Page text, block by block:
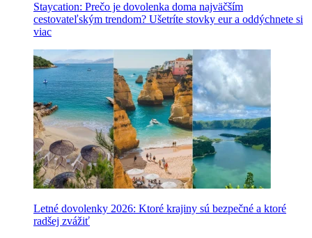
Staycation: Prečo je dovolenka doma najväčším
cestovateľským trendom? Ušetríte stovky eur a oddýchnete si
viac
Letné dovolenky 2026: Ktoré krajiny sú bezpečné a ktoré
radšej zvážiť